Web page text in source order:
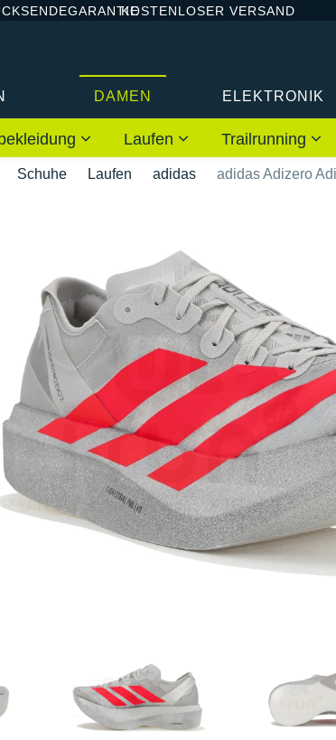
KOSTENLOSER VERSAND
DAMEN ELEKTRONIK
Laufen Trailrunning
Schuhe Laufen adidas adidas Adizero